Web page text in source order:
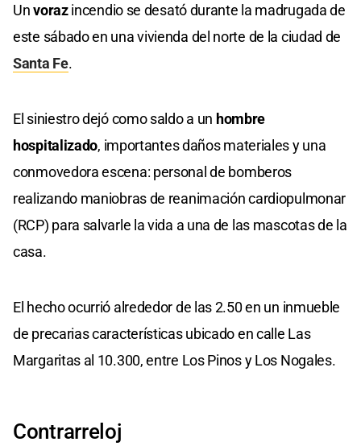
Unvorazincendio se desató durante la madrugada de
este sábado en una vivienda del norte de la ciudad de
Santa Fe.
El siniestro dejó como saldo a un hombre
hospitalizado, importantes daños materiales y una
conmovedora escena: personal de bomberos
realizando maniobras de reanimación cardiopulmonar
(RCP) para salvarle la vida a una de las mascotas de la
casa.
El hecho ocurrió alrededor de las 2.50 en un inmueble
de precarias características ubicado en calle Las
Margaritas al 10.300, entre Los Pinos y Los Nogales.
Contrarreloj